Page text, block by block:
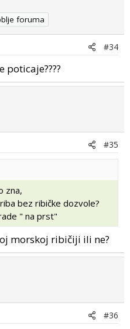
foruma
#34
#35
zna,
bez ribičke dozvole?
" na prst"
morskoj ribičiji ili ne?
#36